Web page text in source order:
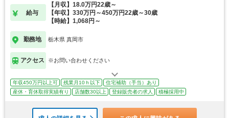
給与
【月収】18.0万円22歳～
【年収】330万円～450万円22歳～30歳
【時給】1,068円～
勤務地 栃木県 真岡市
アクセス ※お問い合わせください
年収450万円以上可 残業月10ｈ以下
住宅補助（手当）あり
産休・育休取得実績有り
店舗数30以上 登録販売者の求人 積極採用中